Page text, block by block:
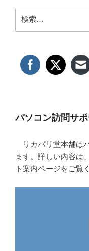
索:
パソコン訪問サポ
リカバリ堂本舗は
ます。詳しい内容は
ト案内ページをご覧